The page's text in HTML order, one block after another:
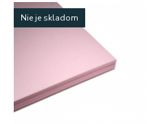
Nie je skladom